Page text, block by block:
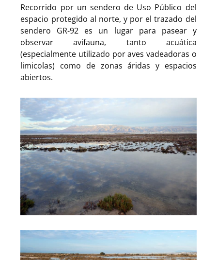
Recorrido por un sendero de Uso Público del
espacio protegido al norte, y por el trazado del
sendero GR-92 es un lugar para pasear y
observar avifauna, tanto acuática
(especialmente utilizado por aves vadeadoras o
limicolas) como de zonas áridas y espacios
abiertos.